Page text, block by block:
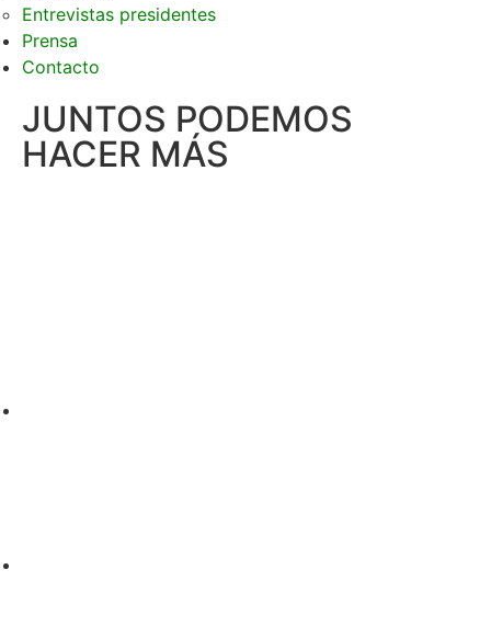
Entrevistas presidentes
Prensa
Contacto
JUNTOS PODEMOS
HACER MÁS